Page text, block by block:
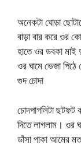
অনেকটা ঘোড়া
বাড়া বার করে ওর
হাতে ওর ডবকা মাই
ওর ঘামে ভেজা পিঠে
গুদ চোদা
চোদপাগলিটা
দিতে লাগলাম। ওর
ডাঁসা পাকা আমের